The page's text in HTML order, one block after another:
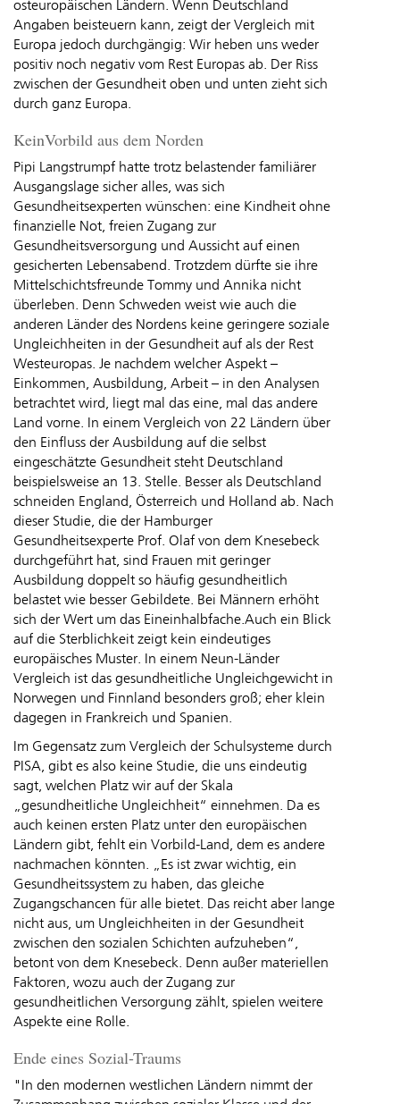
osteuropäischen Ländern. Wenn Deutschland
Angaben beisteuern kann, zeigt der Vergleich mit
Europa jedoch durchgängig: Wir heben uns weder
positiv noch negativ vom Rest Europas ab. Der Riss
zwischen der Gesundheit oben und unten zieht sich
durch ganz Europa.
KeinVorbild aus dem Norden
Pipi Langstrumpf hatte trotz belastender familiärer
Ausgangslage sicher alles, was sich
Gesundheitsexperten wünschen: eine Kindheit ohne
finanzielle Not, freien Zugang zur
Gesundheitsversorgung und Aussicht auf einen
gesicherten Lebensabend. Trotzdem dürfte sie ihre
Mittelschichtsfreunde Tommy und Annika nicht
überleben. Denn Schweden weist wie auch die
anderen Länder des Nordens keine geringere soziale
Ungleichheiten in der Gesundheit auf als der Rest
Westeuropas. Je nachdem welcher Aspekt –
Einkommen, Ausbildung, Arbeit – in den Analysen
betrachtet wird, liegt mal das eine, mal das andere
Land vorne. In einem Vergleich von 22 Ländern über
den Einfluss der Ausbildung auf die selbst
eingeschätzte Gesundheit steht Deutschland
beispielsweise an 13. Stelle. Besser als Deutschland
schneiden England, Österreich und Holland ab. Nach
dieser Studie, die der Hamburger
Gesundheitsexperte Prof. Olaf von dem Knesebeck
durchgeführt hat, sind Frauen mit geringer
Ausbildung doppelt so häufig gesundheitlich
belastet wie besser Gebildete. Bei Männern erhöht
sich der Wert um das Eineinhalbfache.Auch ein Blick
auf die Sterblichkeit zeigt kein eindeutiges
europäisches Muster. In einem Neun-Länder
Vergleich ist das gesundheitliche Ungleichgewicht in
Norwegen und Finnland besonders groß; eher klein
dagegen in Frankreich und Spanien.
Im Gegensatz zum Vergleich der Schulsysteme durch
PISA, gibt es also keine Studie, die uns eindeutig
sagt, welchen Platz wir auf der Skala
„gesundheitliche Ungleichheit“ einnehmen. Da es
auch keinen ersten Platz unter den europäischen
Ländern gibt, fehlt ein Vorbild-Land, dem es andere
nachmachen könnten. „Es ist zwar wichtig, ein
Gesundheitssystem zu haben, das gleiche
Zugangschancen für alle bietet. Das reicht aber lange
nicht aus, um Ungleichheiten in der Gesundheit
zwischen den sozialen Schichten aufzuheben“,
betont von dem Knesebeck. Denn außer materiellen
Faktoren, wozu auch der Zugang zur
gesundheitlichen Versorgung zählt, spielen weitere
Aspekte eine Rolle.
Ende eines Sozial-Traums
"In den modernen westlichen Ländern nimmt der